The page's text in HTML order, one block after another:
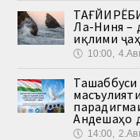
Ла-Ниня –
иқлими
🕔 10:00,
Андешаҳо
🕔 14:00,